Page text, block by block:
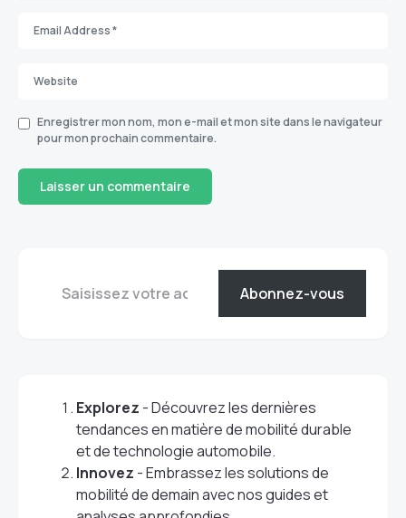
Enregistrer mon nom, mon e-mail et mon site dans le navigateur
pour mon prochain commentaire.
Abonnez-vous
Explorez - Découvrez les dernières
tendances en matière de mobilité durable
et de technologie automobile.
Innovez - Embrassez les solutions de
mobilité de demain avec nos guides et